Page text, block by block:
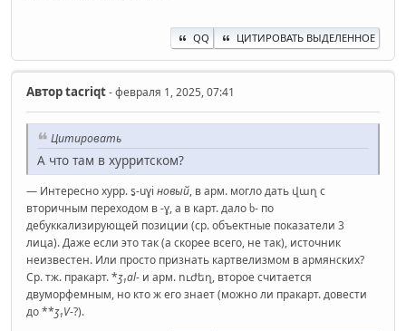
QQ ЦИТИРОВАТЬ ВЫДЕЛЕННОЕ
Автор‌tacriqt- февраля 1, 2025, 07:41
Цитировать
А что там в хурритском?
— Интересно хурр. s̮-uɣi новый, в арм. могло дать վաղ с
вторичным переходом в -ɣ, а в карт. дало ხ- по
дебуккализирующей позиции (ср. объектные показатели 3
лица). Даже если это так (а скорее всего, не так), источник
неизвестен. Или просто признать картвелизмом в армянских?
Ср. тж. пракарт. *ʒ₁al- и арм. ուժեղ, второе считается
двуморфемным, но кто ж его знает (можно ли пракарт. довести
до **ʒ₁V-?).